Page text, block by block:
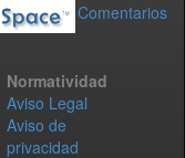
Comentarios
Normatividad
Aviso Legal
Aviso de
privacidad